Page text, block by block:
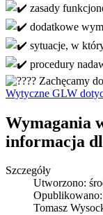
zasady
dodatkowe
sytuacje, w
procedury
Zachęcamy
Wytyczne GLW
Wymagania
informacja
Szczegóły
Utworzono:
Opublikowano:
Tomasz